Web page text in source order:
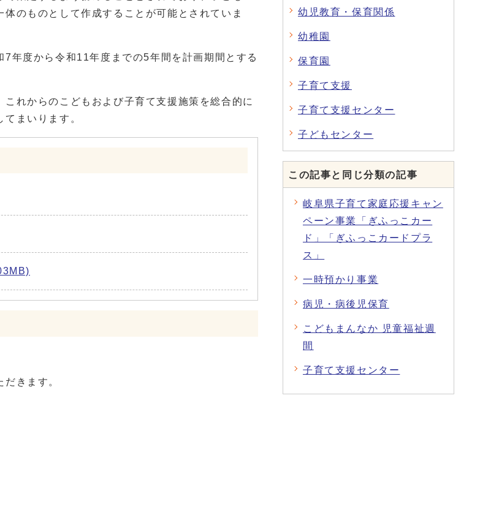
のものとして作成することが可能とされていま
年度から令和11年度までの5年間を計画期間とする
れからのこどもおよび子育て支援施策を総合的に
まいります。
きます。
幼児教育・保育関係
幼稚園
保育園
子育て支援
子育て支援センター
子どもセンター
この記事と同じ分類の記事
岐阜県子育て家庭応援キャン
ペーン事業「ぎふっこカー
ド」「ぎふっこカードプラ
ス」
一時預かり事業
病児・病後児保育
こどもまんなか 児童福祉週
間
子育て支援センター